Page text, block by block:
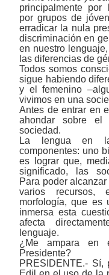
principalmente por
por grupos de
erradicar la nula
discriminación en
en nuestro
las diferencias de
Todos somos
sigue habiendo
y el femenino ‒
vivimos en una
Antes de entrar en
ahondar sobre
sociedad.
La lengua en
componentes: uno
es lograr que,
significado, las
Para poder
varios recursos,
morfología, que es
inmersa esta
afecta
lenguaje.
¿Me ampara en
Presidente?
PRESIDENTE.- Sí,